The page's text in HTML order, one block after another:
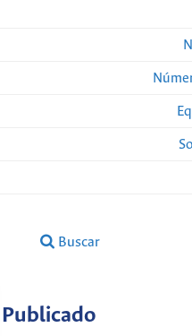
Buscar
Publicado